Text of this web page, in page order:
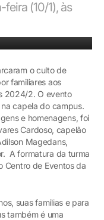
(10/1), às
o culto de
familiares aos
2024/2. O evento
capela do campus.
e homenagens, foi
Cardoso, capelão
Magedans,
A formatura da turma
Centro de Eventos da
suas famílias e para
também é uma